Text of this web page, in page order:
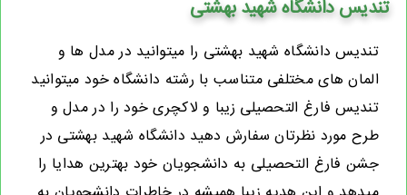
تندیس دانشگاه شهید بهشتی
تندیس دانشگاه شهید بهشتی را میتوانید در مدل ها و
المان های مختلفی متناسب با رشته دانشگاه خود میتوانید
تندیس فارغ التحصیلی زیبا و لاکچری خود را در مدل و
طرح مورد نظرتان سفارش دهید دانشگاه شهید بهشتی در
جشن فارغ التحصیلی به دانشجویان خود بهترین هدایا را